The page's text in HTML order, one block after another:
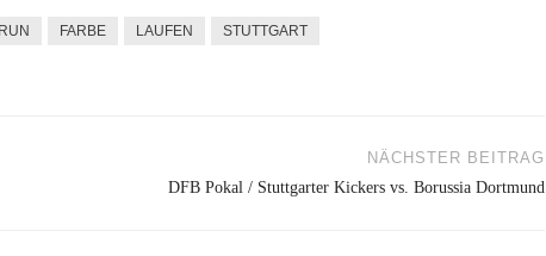
FARBE LAUFEN STUTTGART
NÄCHSTER BEITRAG
DFB Pokal / Stuttgarter Kickers vs. Borussia Dortmund